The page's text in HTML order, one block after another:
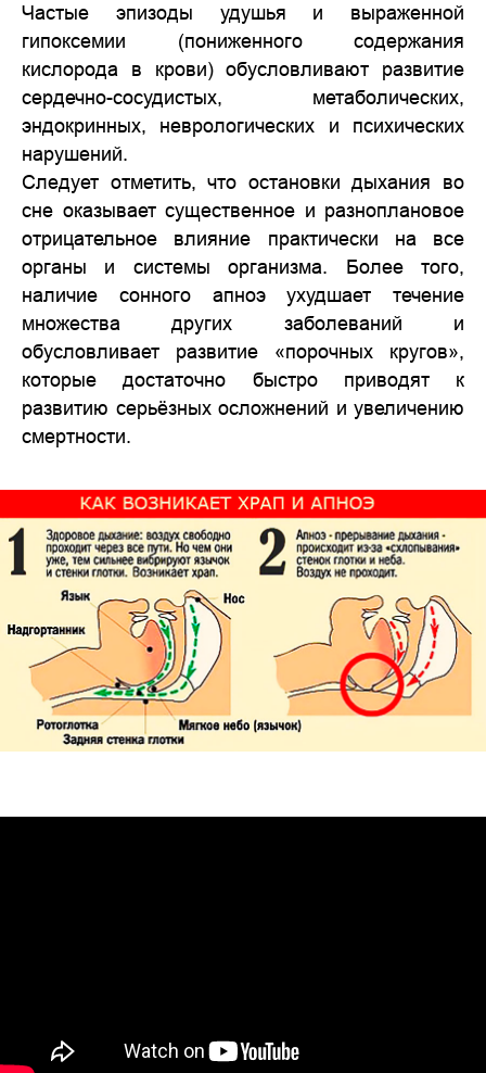
Частые эпизоды удушья и выраженной
гипоксемии (пониженного содержания
кислорода в крови) обусловливают развитие
сердечно-сосудистых, метаболических,
эндокринных, неврологических и психических
нарушений.
Следует отметить, что остановки дыхания во
сне оказывает существенное и разноплановое
отрицательное влияние практически на все
органы и системы организма. Более того,
наличие сонного апноэ ухудшает течение
множества других заболеваний и
обусловливает развитие «порочных кругов»,
которые достаточно быстро приводят к
развитию серьёзных осложнений и увеличению
смертности.